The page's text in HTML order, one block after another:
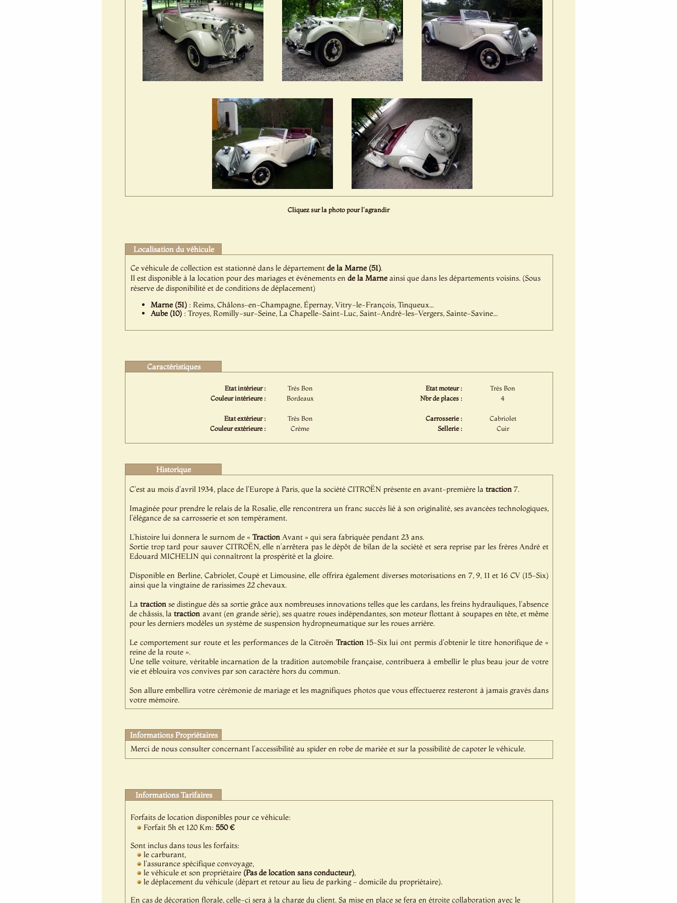
Cliquez sur la photo pour l'agrandir
Localisation du véhicule
Ce véhicule de collection est stationné dans le département de la Marne (51).
Il est disponible à la location pour des mariages et événements en de la Marneainsi que dans les départements voisins. (Sous
réserve de disponibilité et de conditions de déplacement)
Marne (51): Reims, Châlons-en-Champagne, Épernay, Vitry-le-François, Tinqueux...
Aube (10): Troyes, Romilly-sur-Seine, La Chapelle-Saint-Luc, Saint-André-les-Vergers, Sainte-Savine...
Caractéristiques
Etat intérieur :
Très Bon
Couleur intérieure :
Bordeaux
Etat extérieur :
Très Bon
Couleur extérieure :
Crème
Etat moteur :
Très Bon
Nbr de places :
4
Carrosserie :
Cabriolet
Sellerie :
Cuir
Historique
C'est au mois d'avril 1934, place de l'Europe à Paris, que la société CITROËN présente en avant-première la traction7.
Imaginée pour prendre le relais de la Rosalie, elle rencontrera un franc succès lié à son originalité, ses avancées technologiques,
l’élégance de sa carrosserie et son tempérament.
L’histoire lui donnera le surnom de « TractionAvant » qui sera fabriquée pendant 23 ans.
Sortie trop tard pour sauver CITROËN, elle n’arrêtera pas le dépôt de bilan de la société et sera reprise par les frères André et
Edouard MICHELIN qui connaîtront la prospérité et la gloire.
Disponible en Berline, Cabriolet, Coupé et Limousine, elle offrira également diverses motorisations en 7, 9, 11 et 16 CV (15-Six)
ainsi que la vingtaine de rarissimes 22 chevaux.
La tractionse distingue dès sa sortie grâce aux nombreuses innovations telles que les cardans, les freins hydrauliques, l'absence
de châssis, latraction avant (en grande série), ses quatre roues indépendantes, son moteur flottant à soupapes en tête, et même
pour les derniers modèles un système de suspension hydropneumatique sur les roues arrière.
Le comportement sur route et les performances de la Citroën Traction 15-Six lui ont permis d'obtenir le titre honorifique de «
reine de la route ».
Une telle voiture, véritable incarnation de la tradition automobile française, contribuera à embellir le plus beau jour de votre
vie et éblouira vos convives par son caractère hors du commun.
Son allure embellira votre cérémonie de mariage et les magnifiques photos que vous effectuerez resteront à jamais gravés dans
votre mémoire.
Informations Propriétaires
Merci de nous consulter concernant l’accessibilité au spider en robe de mariée et sur la possibilité de capoter le véhicule.
Informations Tarifaires
Forfaits de location disponibles pour ce véhicule:
Forfait 5h et 120 Km: 550 €
Sont inclus dans tous les forfaits:
le carburant,
l'assurance spécifique convoyage,
le véhicule et son propriétaire (Pas de location sans conducteur),
le déplacement du véhicule (départ et retour au lieu de parking - domicile du propriétaire).
En cas de décoration florale, celle-ci sera à la charge du client. Sa mise en place se fera en étroite collaboration avec le